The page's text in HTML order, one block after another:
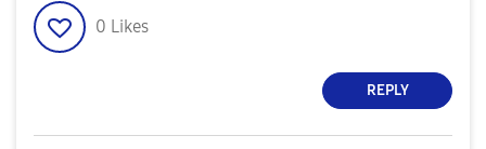
0 Likes
REPLY